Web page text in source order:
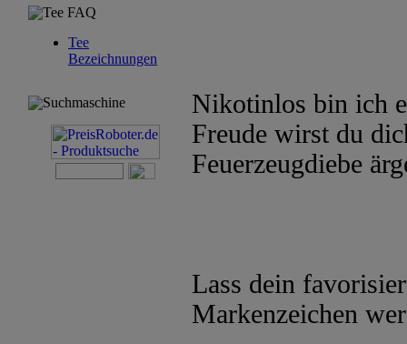
Tee FAQ
Tee
Bezeichnungen
Suchmaschine
Nikotinlos bin ich
Freude wirst du
Feuerzeugdiebe
Lass dein
Markenzeichen